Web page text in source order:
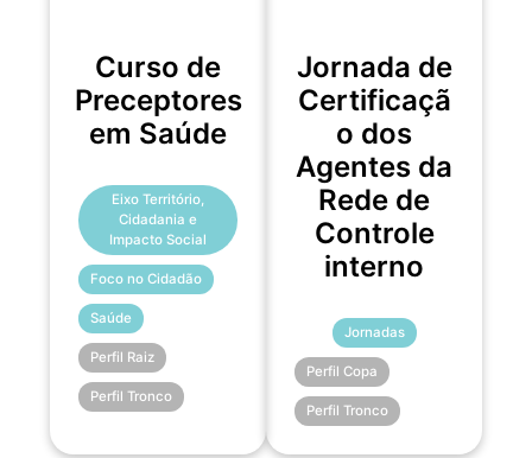
Curso de
Preceptores
em Saúde
Eixo Território,
Cidadania e
Impacto Social
Foco no Cidadão
Saúde
Perfil Raiz
Perfil Tronco
Jornada de
Certificaçã
o dos
Agentes da
Rede de
Controle
interno
Jornadas
Perfil Copa
Perfil Tronco